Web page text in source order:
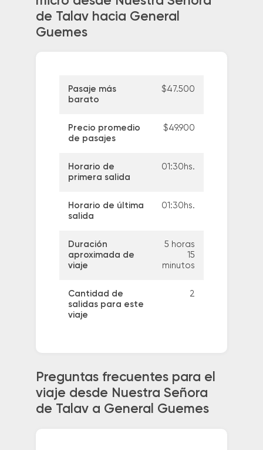
de Talav hacia General
Guemes
Pasaje más
barato
$47.500
Precio promedio
de pasajes
$49.900
Horario de
primera salida
01:30hs.
Horario de última
salida
01:30hs.
Duración
aproximada de
viaje
5 horas
15
minutos
Cantidad de
salidas para este
viaje
2
Preguntas frecuentes para el
viaje desde Nuestra Señora
de Talav a General Guemes